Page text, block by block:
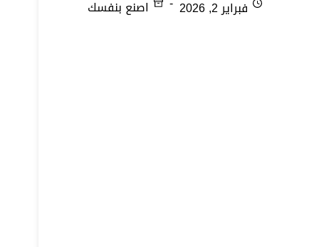
فبراير 2, 2026
اصنع بنفسك